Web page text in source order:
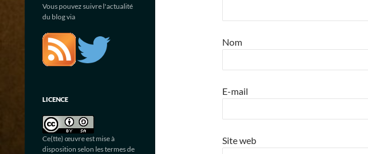
Nom
E-mail
Site web
Vous pouvez suivre l'actualité
du blog via
LICENCE
Ce(tte) œuvre est mise à
disposition selon les termes de